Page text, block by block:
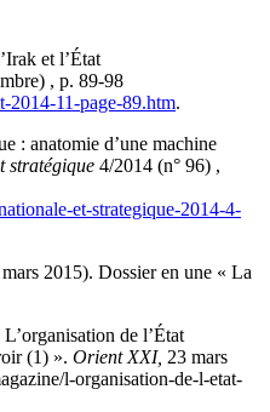
et l’État
, p. 89-98
2014-11-page-89.htm.
: anatomie d’une machine
stratégique 4/2014 (n° 96) ,
et-strategique-2014-4-
2015). Dossier en une « La
de l’État
(1) ». Orient XXI, 23 mars
l-organisation-de-l-etat-